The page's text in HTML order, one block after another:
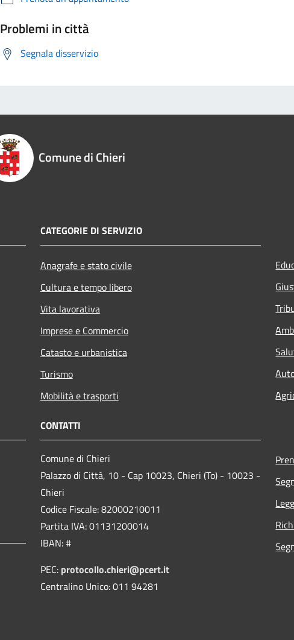
Problemi in città
Segnala disservizio
Comune di Chieri
CATEGORIE DI SERVIZIO
Anagrafe e stato civile
Cultura e tempo libero
Vita lavorativa
Imprese e Commercio
Catasto e urbanistica
Turismo
Mobilità e trasporti
CONTATTI
Comune di Chieri
Palazzo di Città, 10 - Cap 10023, Chieri (To) - 10023 -
Chieri
Codice Fiscale: 82000210011
Partita IVA: 01131200014
IBAN: #
PEC: protocollo.chieri@pcert.it
Centralino Unico: 011 94281